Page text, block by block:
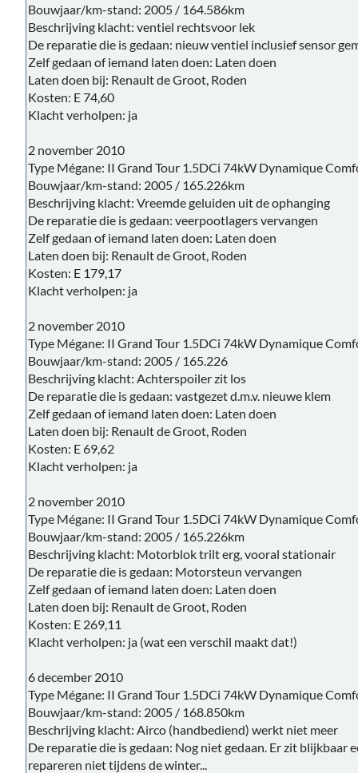
Bouwjaar/km-stand: 2005 / 164.586km
Beschrijving klacht: ventiel rechtsvoor lek
De reparatie die is gedaan: nieuw ventiel inclusief sensor
Zelf gedaan of iemand laten doen: Laten doen
Laten doen bij: Renault de Groot, Roden
Kosten: E 74,60
Klacht verholpen: ja
2 november 2010
Type Mégane: II Grand Tour 1.5DCi 74kW Dynamique
Bouwjaar/km-stand: 2005 / 165.226km
Beschrijving klacht: Vreemde geluiden uit de ophanging
De reparatie die is gedaan: veerpootlagers vervangen
Zelf gedaan of iemand laten doen: Laten doen
Laten doen bij: Renault de Groot, Roden
Kosten: E 179,17
Klacht verholpen: ja
2 november 2010
Type Mégane: II Grand Tour 1.5DCi 74kW Dynamique
Bouwjaar/km-stand: 2005 / 165.226
Beschrijving klacht: Achterspoiler zit los
De reparatie die is gedaan: vastgezet d.m.v. nieuwe klem
Zelf gedaan of iemand laten doen: Laten doen
Laten doen bij: Renault de Groot, Roden
Kosten: E 69,62
Klacht verholpen: ja
2 november 2010
Type Mégane: II Grand Tour 1.5DCi 74kW Dynamique
Bouwjaar/km-stand: 2005 / 165.226km
Beschrijving klacht: Motorblok trilt erg, vooral stationair
De reparatie die is gedaan: Motorsteun vervangen
Zelf gedaan of iemand laten doen: Laten doen
Laten doen bij: Renault de Groot, Roden
Kosten: E 269,11
Klacht verholpen: ja (wat een verschil maakt dat!)
6 december 2010
Type Mégane: II Grand Tour 1.5DCi 74kW Dynamique
Bouwjaar/km-stand: 2005 / 168.850km
Beschrijving klacht: Airco (handbediend) werkt niet meer
De reparatie die is gedaan: Nog niet gedaan. Er zit blijkbaar
repareren niet tijdens de winter...